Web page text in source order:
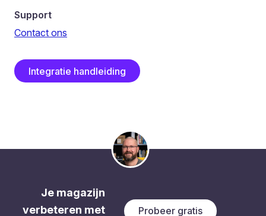
Support
Contact ons
Integratie handleiding
Je magazijn
verbeteren met
Probeer gratis